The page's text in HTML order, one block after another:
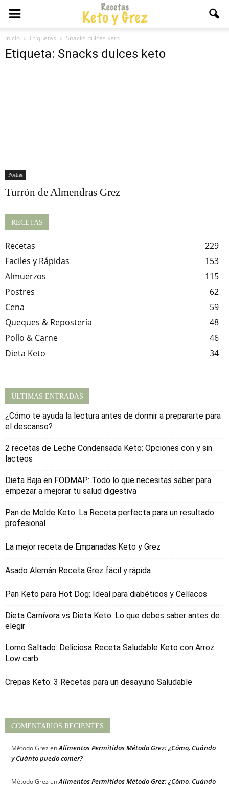
Inicio Etiquetas Snacks dulces keto
Etiqueta: Snacks dulces keto
Postres
Turrón de Almendras Grez
RECETAS
Recetas
229
Faciles y Rápidas
153
Almuerzos
115
Postres
62
Cena
59
Queques & Repostería
48
Pollo & Carne
46
Dieta Keto
34
ÚLTIMAS ENTRADAS
¿Cómo te ayuda la lectura antes de dormir a prepararte para
el descanso?
2 recetas de Leche Condensada Keto: Opciones con y sin
lacteos
Dieta Baja en FODMAP: Todo lo que necesitas saber para
empezar a mejorar tu salud digestiva
Pan de Molde Keto: La Receta perfecta para un resultado
profesional
La mejor receta de Empanadas Keto y Grez
Asado Alemán Receta Grez fácil y rápida
Pan Keto para Hot Dog: Ideal para diabéticos y Celíacos
Dieta Carnívora vs Dieta Keto: Lo que debes saber antes de
elegir
Lomo Saltado: Deliciosa Receta Saludable Keto con Arroz
Low carb
Crepas Keto: 3 Recetas para un desayuno Saludable
COMENTARIOS RECIENTES
Método Grez enAlimentos Permitidos Método Grez: ¿Cómo, Cuándo
y Cuánto puedo comer?
Método Grez enAlimentos Permitidos Método Grez: ¿Cómo, Cuándo